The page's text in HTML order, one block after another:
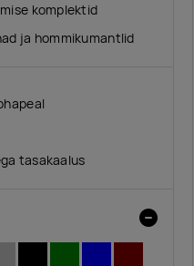
komplektid
ja hommikumantlid
tasakaalus